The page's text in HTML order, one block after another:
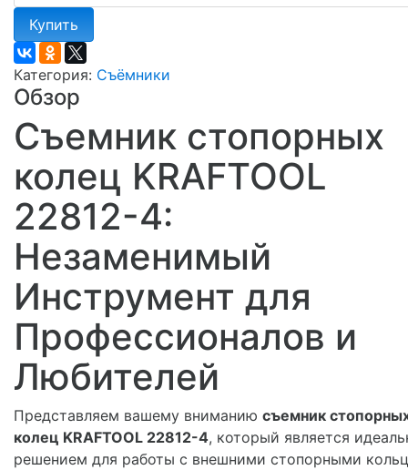
Купить
Категория: Съёмники
Обзор
Съемник стопорных
колец KRAFTOOL
22812-4:
Незаменимый
Инструмент для
Профессионалов и
Любителей
Представляем вашему вниманию съемник
колец KRAFTOOL 22812-4, который является
решением для работы с внешними стопорными